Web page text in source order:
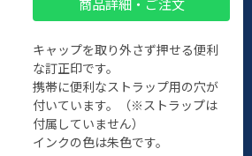
商品詳細・ご注文
キャップを取り外さず押せる便利
な訂正印です。
携帯に便利なストラップ用の穴が
付いています。（※ストラップは
付属していません）
インクの色は朱色です。